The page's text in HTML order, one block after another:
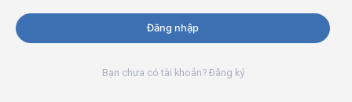
Đăng nhập
Bạn chưa có tài khoản? Đăng ký